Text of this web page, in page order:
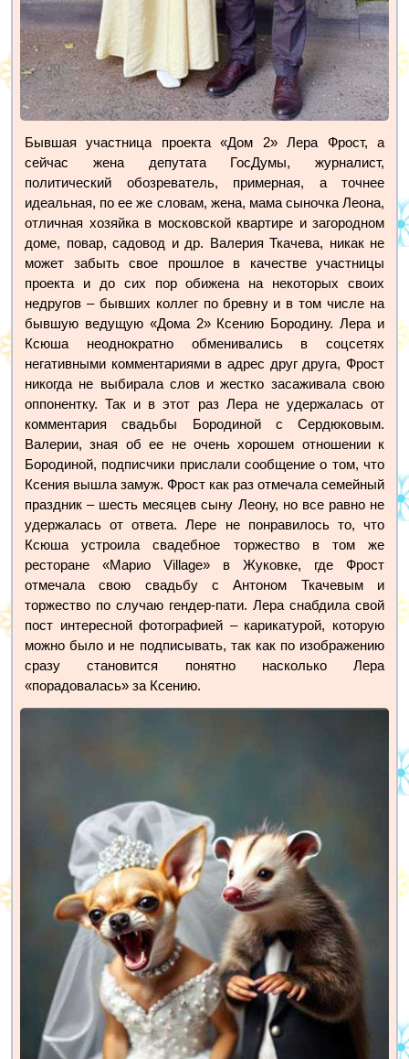
Бывшая участница проекта «Дом 2» Лера Фрост, а
сейчас жена депутата ГосДумы, журналист,
политический обозреватель, примерная, а точнее
идеальная, по ее же словам, жена, мама сыночка Леона,
отличная хозяйка в московской квартире и загородном
доме, повар, садовод и др. Валерия Ткачева, никак не
может забыть свое прошлое в качестве участницы
проекта и до сих пор обижена на некоторых своих
недругов – бывших коллег по бревну и в том числе на
бывшую ведущую «Дома 2» Ксению Бородину. Лера и
Ксюша неоднократно обменивались в соцсетях
негативными комментариями в адрес друг друга, Фрост
никогда не выбирала слов и жестко засаживала свою
оппонентку. Так и в этот раз Лера не удержалась от
комментария свадьбы Бородиной с Сердюковым.
Валерии, зная об ее не очень хорошем отношении к
Бородиной, подписчики прислали сообщение о том, что
Ксения вышла замуж. Фрост как раз отмечала семейный
праздник – шесть месяцев сыну Леону, но все равно не
удержалась от ответа. Лере не понравилось то, что
Ксюша устроила свадебное торжество в том же
ресторане «Марио Village» в Жуковке, где Фрост
отмечала свою свадьбу с Антоном Ткачевым и
торжество по случаю гендер-пати. Лера снабдила свой
пост интересной фотографией – карикатурой, которую
можно было и не подписывать, так как по изображению
сразу становится понятно насколько Лера
«порадовалась» за Ксению.